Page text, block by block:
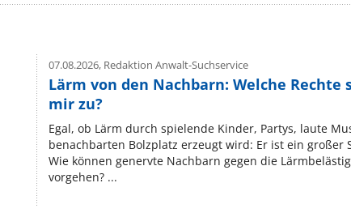
07.08.2026,Redaktion Anwalt-Suchservice
Lärm von den Nachbarn: Welche Rechte
mir zu?
Egal, ob Lärm durch spielende Kinder, Partys, laute
benachbarten Bolzplatz erzeugt wird: Er ist ein großer
Wie können genervte Nachbarn gegen die
vorgehen? ...